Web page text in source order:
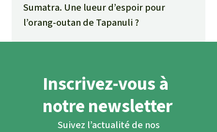
Sumatra. Une lueur d’espoir pour
l’orang-outan de Tapanuli ?
Inscrivez-vous à
notre newsletter
Suivez l’actualité de nos